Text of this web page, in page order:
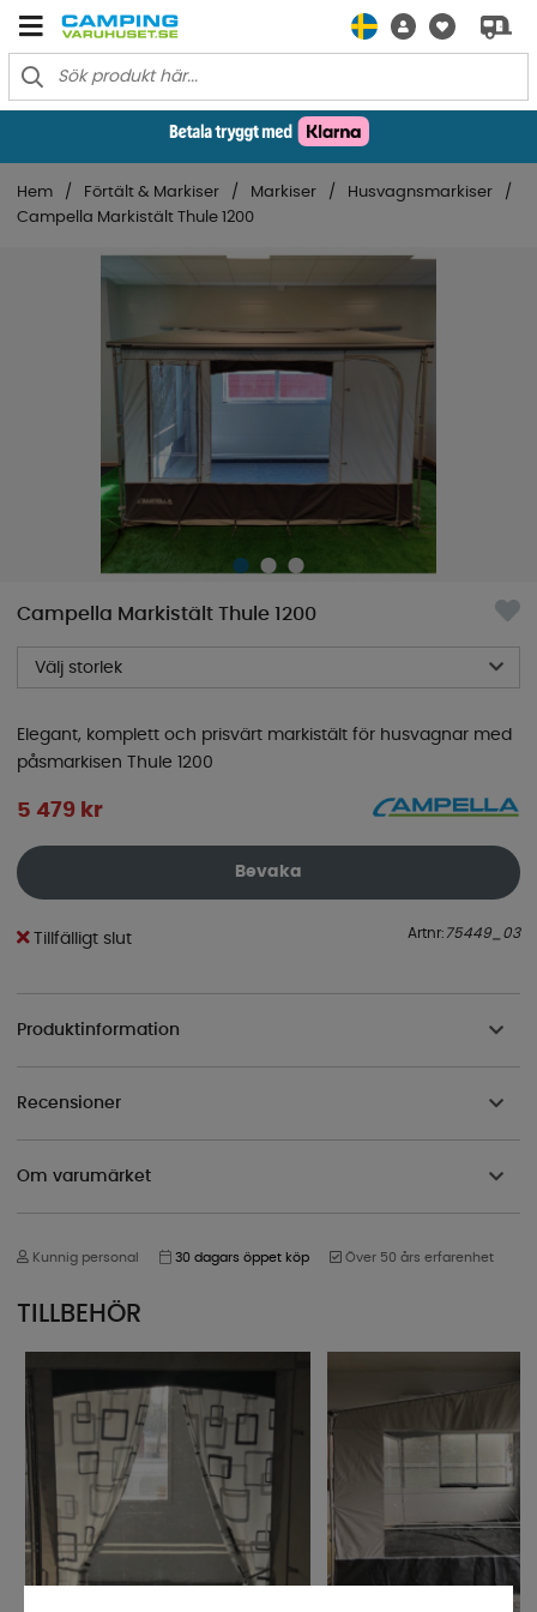
Hem Förtält & Markiser Markiser
Husvagnsmarkiser
Campella Markistält Thule 1200
Campella Markistält Thule 1200
Välj storlek
Elegant, komplett och prisvärt markistält för husvagnar med
påsmarkisen Thule 1200
5 479 kr
Bevaka
Tillfälligt slut Artnr: 75449_03
Produktinformation
Recensioner
Om varumärket
Kunnig personal 30 dagars öppet köp Över 50 års erfarenhet
TILLBEHÖR